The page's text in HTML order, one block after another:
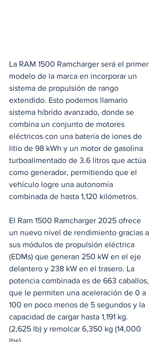
La RAM 1500 Ramcharger será el primer
modelo de la marca en incorporar un
sistema de propulsión de rango
extendido. Esto podemos llamarlo
sistema híbrido avanzado, donde se
combina un conjunto de motores
eléctricos con una batería de iones de
litio de 98 kWh y un motor de gasolina
turboalimentado de 3.6 litros que actúa
como generador, permitiendo que el
vehículo logre una autonomía
combinada de hasta 1,120 kilómetros.
El Ram 1500 Ramcharger 2025 ofrece
un nuevo nivel de rendimiento gracias a
sus módulos de propulsión eléctrica
(EDMs) que generan 250 kW en el eje
delantero y 238 kW en el trasero. La
potencia combinada es de 663 caballos,
que le permiten una aceleración de 0 a
100 en poco menos de 5 segundos y la
capacidad de cargar hasta 1,191 kg.
(2,625 lb) y remolcar 6,350 kg (14,000